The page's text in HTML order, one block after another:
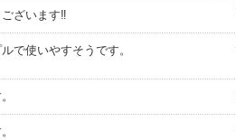
ざいます‼︎
で使いやすそうです。